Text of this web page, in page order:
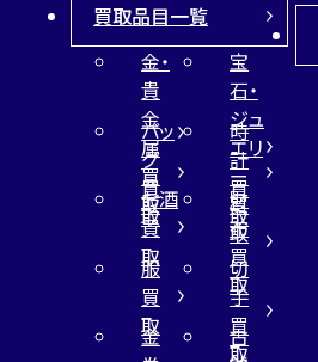
買取品目一覧
金・
貴
金
属
買
取
宝
石・
ジュ
エリ
ー
買
取
バッ
グ
買
取
時
計
買
取
お酒
買
取
財
布
買
取
服
買
取
切
手
買
取
金
古